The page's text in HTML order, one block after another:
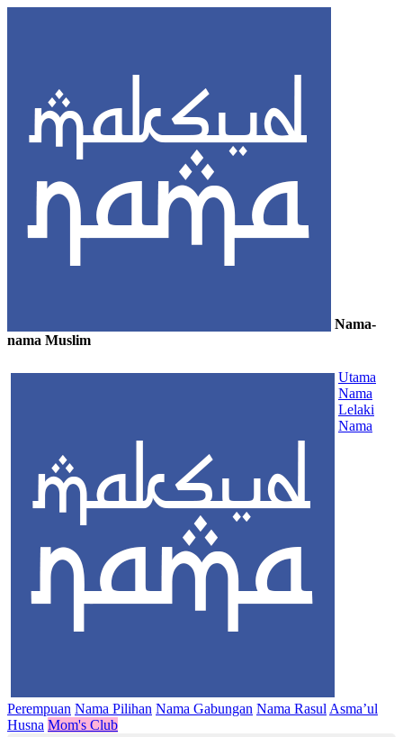
Nama-
nama Muslim
Utama
Nama
Lelaki
Nama
Perempuan Nama Pilihan Nama Gabungan Nama Rasul Asma’ul
Husna Mom's Club